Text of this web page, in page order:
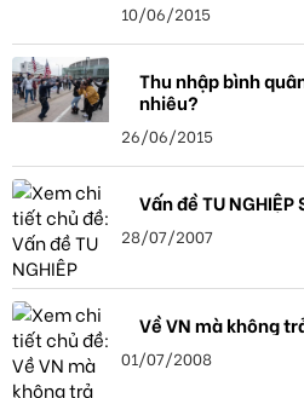
10/06/2015
Thu nhập bình
nhiêu?
26/06/2015
Vấn đề TU
28/07/2007
Về VN mà không
01/07/2008